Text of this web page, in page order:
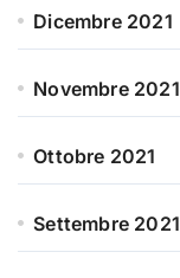
Dicembre 2021
Novembre 2021
Ottobre 2021
Settembre 2021